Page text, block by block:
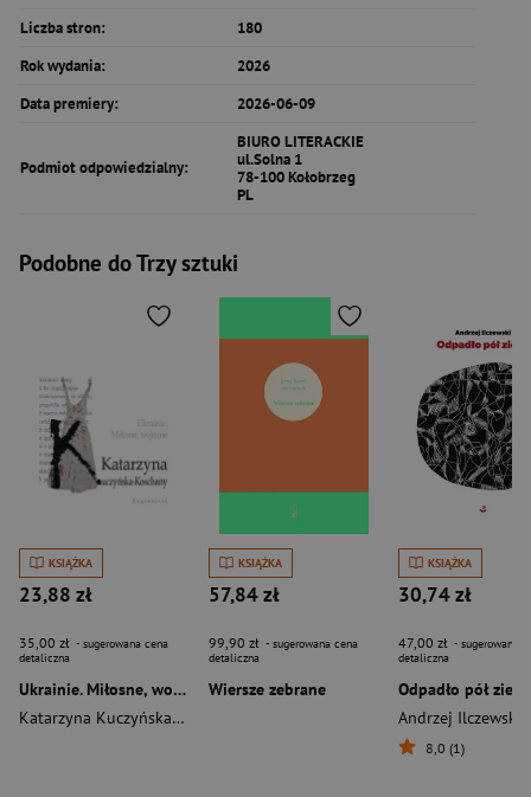
Liczba stron:
180
Rok wydania:
2026
Data premiery:
2026-06-09
Podmiot odpowiedzialny:
BIURO LITERACKIE
ul.Solna 1
78-100 Kołobrzeg
PL
Podobne do Trzy sztuki
KSIĄŻKA
23,88 zł
35,00 zł - sugerowana cena
detaliczna
Ukrainie. Miłosne, wojenne.
Katarzyna Kuczyńska-Koschany
KSIĄŻKA
57,84 zł
99,90 zł - sugerowana cena
detaliczna
Wiersze zebrane
KSIĄŻKA
30,74 zł
47,00 zł - sugerowana
detaliczna
Odpadło pół ziemi
Andrzej Ilczewski
8,0 (1)